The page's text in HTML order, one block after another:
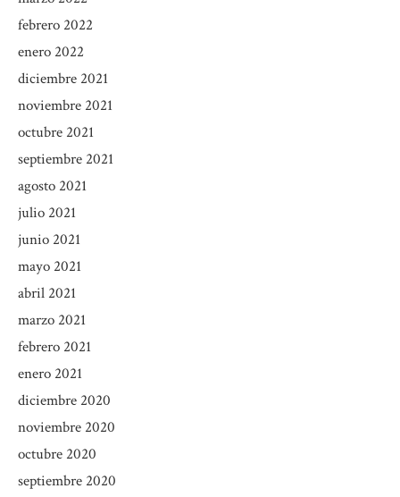
febrero 2022
enero 2022
diciembre 2021
noviembre 2021
octubre 2021
septiembre 2021
agosto 2021
julio 2021
junio 2021
mayo 2021
abril 2021
marzo 2021
febrero 2021
enero 2021
diciembre 2020
noviembre 2020
octubre 2020
septiembre 2020